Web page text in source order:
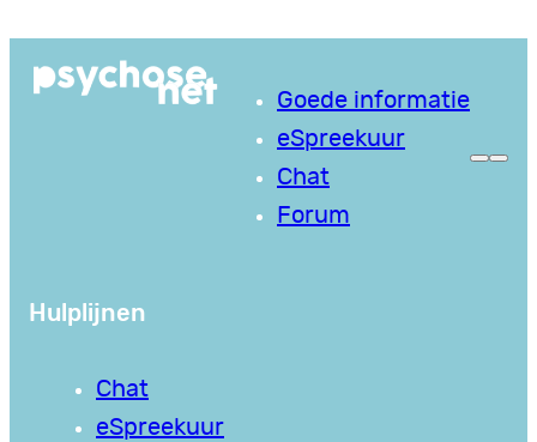
naar
Goede informatie
eSpreekuur
Chat
Forum
Hulplijnen
Chat
eSpreekuur